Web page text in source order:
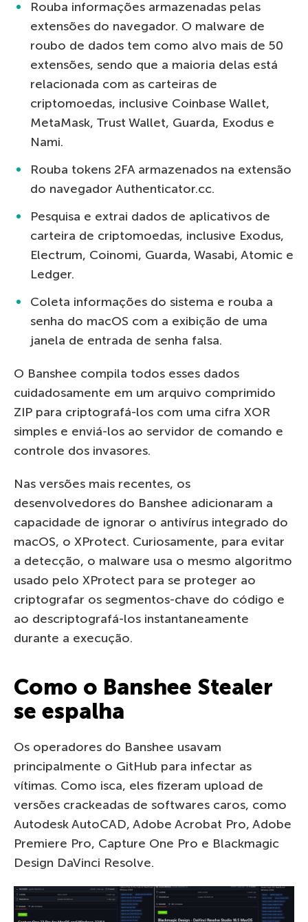
Rouba informações armazenadas pelas
extensões do navegador. O malware de
roubo de dados tem como alvo mais de 50
extensões, sendo que a maioria delas está
relacionada com as carteiras de
criptomoedas, inclusive Coinbase Wallet,
MetaMask, Trust Wallet, Guarda, Exodus e
Nami.
Rouba tokens 2FA armazenados na extensão
do navegador Authenticator.cc.
Pesquisa e extrai dados de aplicativos de
carteira de criptomoedas, inclusive Exodus,
Electrum, Coinomi, Guarda, Wasabi, Atomic e
Ledger.
Coleta informações do sistema e rouba a
senha do macOS com a exibição de uma
janela de entrada de senha falsa.
O Banshee compila todos esses dados
cuidadosamente em um arquivo comprimido
ZIP para criptografá-los com uma cifra XOR
simples e enviá-los ao servidor de comando e
controle dos invasores.
Nas versões mais recentes, os
desenvolvedores do Banshee adicionaram a
capacidade de ignorar o antivírus integrado do
macOS, o XProtect. Curiosamente, para evitar
a detecção, o malware usa o mesmo algoritmo
usado pelo XProtect para se proteger ao
criptografar os segmentos-chave do código e
ao descriptografá-los instantaneamente
durante a execução.
Como o Banshee Stealer
se espalha
Os operadores do Banshee usavam
principalmente o GitHub para infectar as
vítimas. Como isca, eles fizeram upload de
versões crackeadas de softwares caros, como
Autodesk AutoCAD, Adobe Acrobat Pro, Adobe
Premiere Pro, Capture One Pro e Blackmagic
Design DaVinci Resolve.